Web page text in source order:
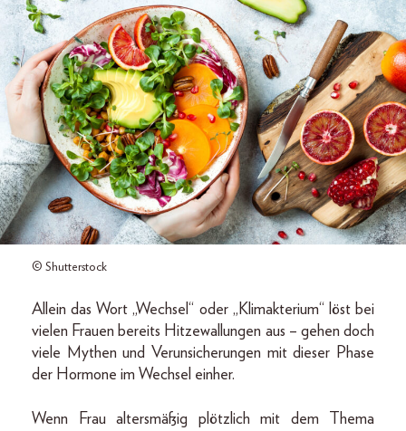
© Shutterstock
Allein das Wort „Wechsel“ oder „Klimakterium“ löst bei
vielen Frauen bereits Hitzewallungen aus – gehen doch
viele Mythen und Verunsicherungen mit dieser Phase
der Hormone im Wechsel einher.
Wenn Frau altersmäßig plötzlich mit dem Thema